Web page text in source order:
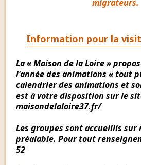
migrateurs.
Information pour la
La « Maison de la Loire »
l'année des animations « tout
calendrier des animations et
est à votre disposition sur le
maisondelaloire37.fr/
Les groupes sont accueillis sur
préalable. Pour tout
52